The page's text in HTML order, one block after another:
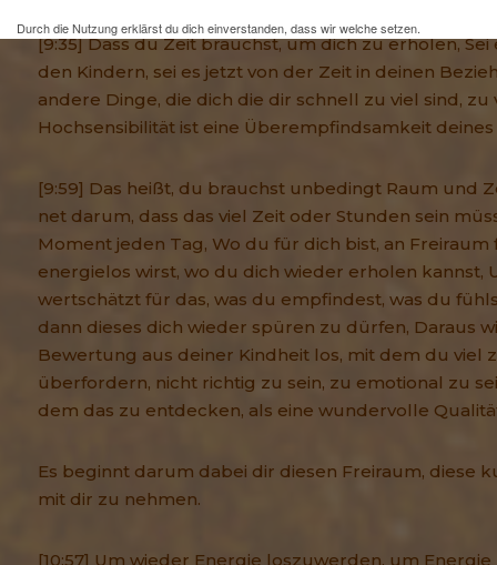
[9:35] Dass du Zeit brauchst, um dich zu erholen,
den Kindern, sei es jetzt von der Zeit in deinen
andere Dinge, die dich die dir schnell zu viel sind, zu
Hochsensibilität ist eine Überempfindsamkeit
[9:59] Das heißt, du brauchst unbedingt Raum und
net darum, dass das viel Zeit oder Stunden sein
Moment jeden Tag, Wo du für dich bist, an Freiraum
energielos wirst, wo du dich wieder erholen kannst,
wertschätzt für das, was du empfindest, was du
dann dieses dich wieder spüren zu dürfen, Daraus
Bewertung aus deiner Kindheit los, mit dem du viel
überfordern, nicht richtig zu sein, zu emotional zu
dem das zu entdecken, als eine wundervolle
Es beginnt darum dabei dir diesen Freiraum, diese
mit dir zu nehmen.
[10:57] Um wieder Energie loszuwerden, um
Durch die Nutzung erklärst du dich einverstanden, dass wir welche setzen.
Mehr Infos und eine Opt-out-Möglichkeit findest duhier.